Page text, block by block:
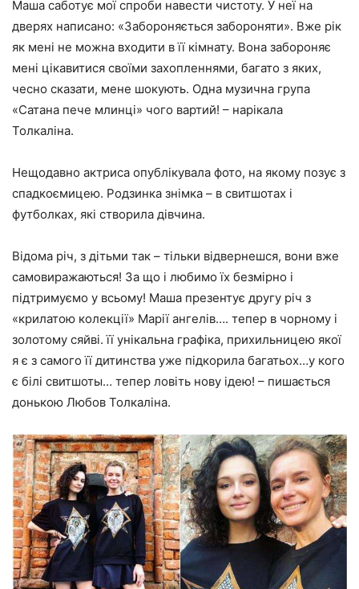
Маша саботує мої спроби навести чистоту. У неї на
дверях написано: «Забороняється забороняти». Вже рік
як мені не можна входити в її кімнату. Вона забороняє
мені цікавитися своїми захопленнями, багато з яких,
чесно сказати, мене шокують. Одна музична група
«Сатана пече млинці» чого вартий! – нарікала
Толкаліна.
Нещодавно актриса опублікувала фото, на якому позує з
спадкоємицею. Родзинка знімка – в свитшотах і
футболках, які створила дівчина.
Відома річ, з дітьми так – тільки відвернешся, вони вже
самовиражаються! За що і любимо їх безмірно і
підтримуємо у всьому! Маша презентує другу річ з
«крилатою колекції» Марії ангелів…. тепер в чорному і
золотому сяйві. її унікальна графіка, прихильницею якої
я є з самого її дитинства уже підкорила багатьох…у кого
є білі свитшоты… тепер ловіть нову ідею! – пишається
донькою Любов Толкаліна.